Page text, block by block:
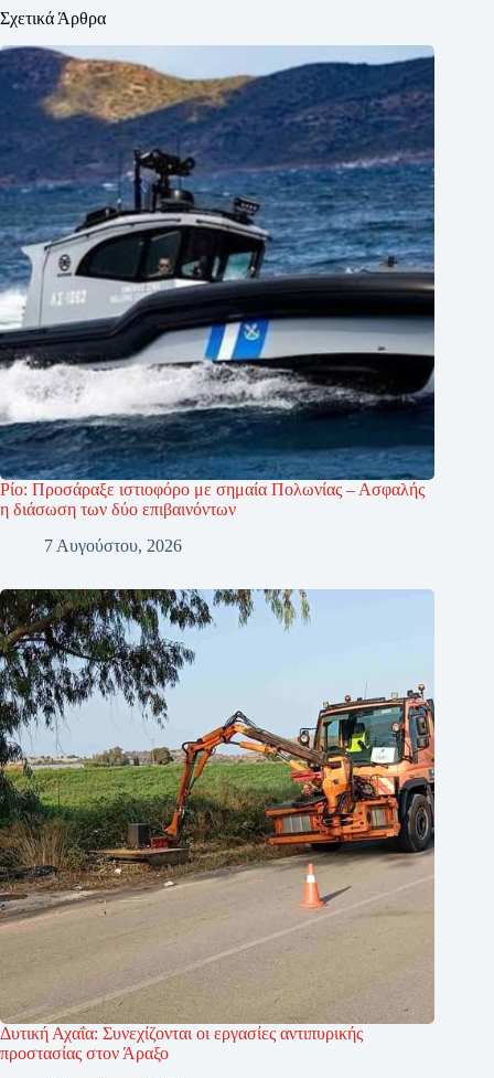
Σχετικά Άρθρα
Ρίο: Προσάραξε ιστιοφόρο με σημαία Πολωνίας – Ασφαλής
η διάσωση των δύο επιβαινόντων
7 Αυγούστου, 2026
Δυτική Αχαΐα: Συνεχίζονται οι εργασίες αντιπυρικής
προστασίας στον Άραξο